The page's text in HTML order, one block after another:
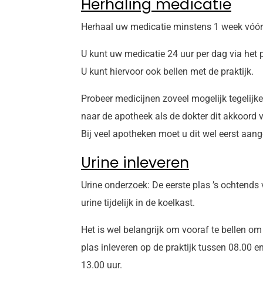
Herhaling medicatie
Herhaal uw medicatie minstens 1 week
U kunt uw medicatie 24 uur per dag via het
U kunt hiervoor ook bellen met de praktijk.
Probeer medicijnen zoveel mogelijk
naar de apotheek als de dokter dit akkoord
Bij veel apotheken moet u dit wel eerst
Urine inleveren
Urine onderzoek: De eerste plas ’s
urine tijdelijk in de koelkast.
Het is wel belangrijk om vooraf te bellen
plas inleveren op de praktijk tussen 08.00
13.00 uur.